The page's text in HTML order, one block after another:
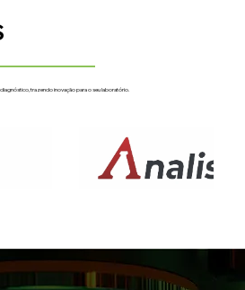
trazendo inovação para o seu laboratório.